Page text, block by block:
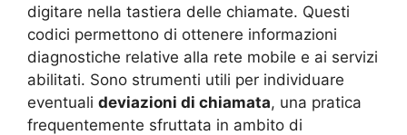
digitare nella tastiera delle chiamate. Questi
codici permettono di ottenere informazioni
diagnostiche relative alla rete mobile e ai servizi
abilitati. Sono strumenti utili per individuare
eventuali deviazioni di chiamata, una pratica
frequentemente sfruttata in ambito di